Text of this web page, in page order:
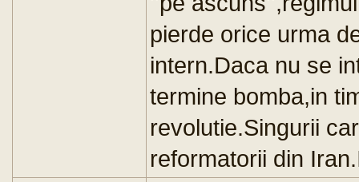
pierde orice urma
intern.Daca nu se
termine bomba,in
revolutie.Singurii
reformatorii din